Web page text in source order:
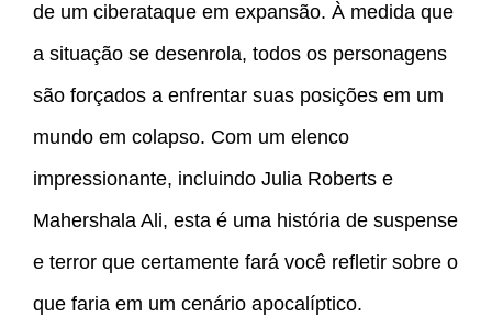
de um ciberataque em expansão. À medida que
a situação se desenrola, todos os personagens
são forçados a enfrentar suas posições em um
mundo em colapso. Com um elenco
impressionante, incluindo Julia Roberts e
Mahershala Ali, esta é uma história de suspense
e terror que certamente fará você refletir sobre o
que faria em um cenário apocalíptico.